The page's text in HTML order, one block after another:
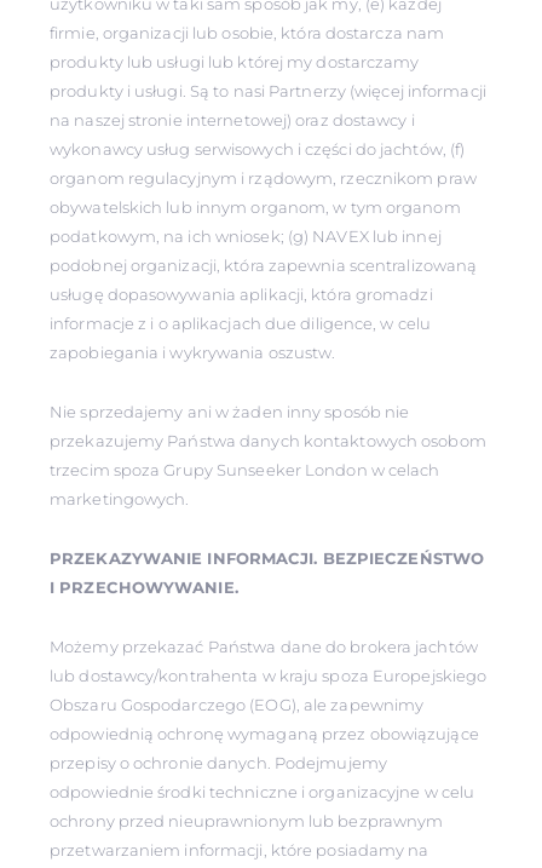
firmie, organizacji lub osobie, która dostarcza nam
produkty lub usługi lub której my dostarczamy
produkty i usługi. Są to nasi Partnerzy (więcej informacji
na naszej stronie internetowej) oraz dostawcy i
wykonawcy usług serwisowych i części do jachtów, (f)
organom regulacyjnym i rządowym, rzecznikom praw
obywatelskich lub innym organom, w tym organom
podatkowym, na ich wniosek; (g) NAVEX lub innej
podobnej organizacji, która zapewnia scentralizowaną
usługę dopasowywania aplikacji, która gromadzi
informacje z i o aplikacjach due diligence, w celu
zapobiegania i wykrywania oszustw.
Nie sprzedajemy ani w żaden inny sposób nie
przekazujemy Państwa danych kontaktowych osobom
trzecim spoza Grupy Sunseeker London w celach
marketingowych.
PRZEKAZYWANIE INFORMACJI. BEZPIECZEŃSTWO
I PRZECHOWYWANIE.
Możemy przekazać Państwa dane do brokera jachtów
lub dostawcy/kontrahenta w kraju spoza Europejskiego
Obszaru Gospodarczego (EOG), ale zapewnimy
odpowiednią ochronę wymaganą przez obowiązujące
przepisy o ochronie danych. Podejmujemy
odpowiednie środki techniczne i organizacyjne w celu
ochrony przed nieuprawnionym lub bezprawnym
przetwarzaniem informacji, które posiadamy na